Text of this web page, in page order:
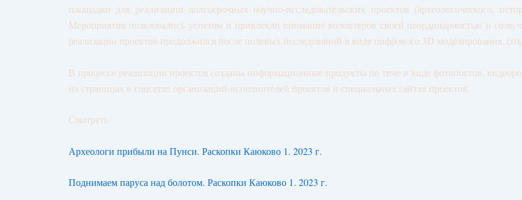
площадки для реализации долгосрочных научно-исследовательских проектов (археологического,
Мероприятия пользовались успехом и привлекли внимание волонтеров своей неординарностью и
реализации проектов продолжился после полевых исследований в виде цифрового 3D моделирования,
В процессе реализации проектов созданы информационные продукты по теме в виде фотопостов,
на страницах в соцсетях организаций-исполнителей проектов и специальных сайтах проектов.
Смотреть
Археологи прибыли на Пунси. Раскопки Каюково 1. 2023 г.
Поднимаем паруса над болотом. Раскопки Каюково 1. 2023 г.